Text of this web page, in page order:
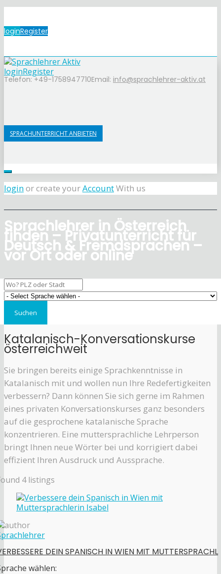
loginRegister
Telefon: +49-1758947710Email: info@sprachlehrer-aktiv.at
loginRegister
SPRACHUNTERRICHT ANBIETEN
loginor create yourAccountWith us
Sprachlehrer in Österreich
finden – Privatunterricht für
Deutsch & Fremdsprachen –
vor Ort oder online
Katalanisch-Konversationskurse
österreichweit
Sie bringen bereits einige Sprachkenntnisse in
Katalanisch mit und wollen nun Ihre Redefertigkeiten
verbessern? Dann können Sie sich gerne im Rahmen
eines privaten Konversationskurses ganz besonders
auf die gesprochene katalanische Sprache
konzentrieren. Eine muttersprachliche Lehrperson
bringt Ihnen neue Wörter bei und korrigiert dabei
effizient Ihren Ausdruck und Aussprache.
4listings
DEIN SPANISCH IN WIEN MIT MUTTERSPRACHL
wählen: